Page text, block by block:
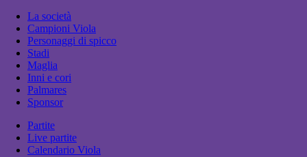
La società
Campioni Viola
Personaggi di spicco
Stadi
Maglia
Inni e cori
Palmares
Sponsor
Partite
Live partite
Calendario Viola